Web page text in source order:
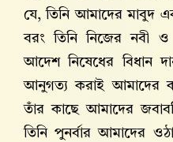
যে, তিনি আমাদের মাবুদ
বরং তিনি নিজের নবী ও
আদেশ নিষেধের বিধান
আনুগত্য করাই আমাদের
তাঁর কাছে আমাদের
তিনি পুনর্বার আমাদের